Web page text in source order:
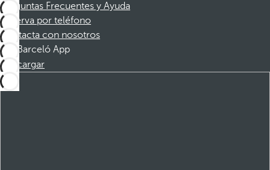
Preguntas Frecuentes y Ayuda
Reserva por teléfono
Contacta con nosotros
Barceló App
Descargar